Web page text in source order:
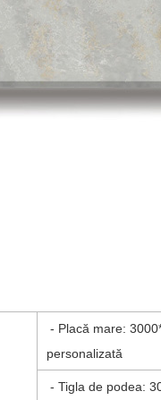
- Placă mare:
personalizată
- Tigla de podea: